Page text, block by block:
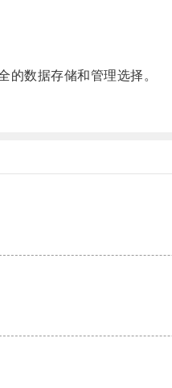
数据存储和管理选择。